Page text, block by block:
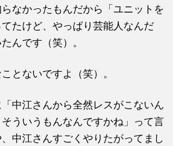
なかったもんだから「ユニットを
たけど、やっぱり芸能人なんだ
んです（笑）。
とないですよ（笑）。
中江さんから全然レスがこないん
ういうもんなんですかね」って言
中江さんすごくやりたがってまし